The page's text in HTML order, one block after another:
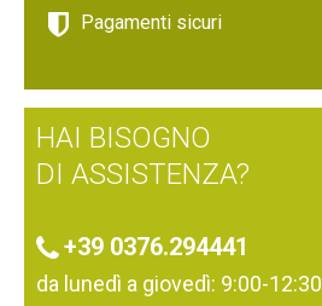
Pagamenti sicuri
HAI BISOGNO
DI ASSISTENZA?
+39 0376.294441
da lunedì a giovedì: 9:00-